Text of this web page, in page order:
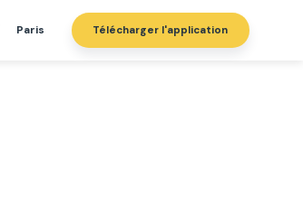
Paris Télécharger l'application